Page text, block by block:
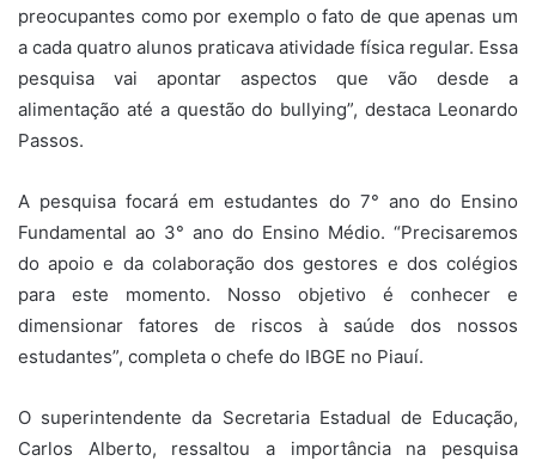
preocupantes como por exemplo o fato de que apenas um
a cada quatro alunos praticava atividade física regular. Essa
pesquisa vai apontar aspectos que vão desde a
alimentação até a questão do bullying”, destaca Leonardo
Passos.
A pesquisa focará em estudantes do 7° ano do Ensino
Fundamental ao 3° ano do Ensino Médio. “Precisaremos
do apoio e da colaboração dos gestores e dos colégios
para este momento. Nosso objetivo é conhecer e
dimensionar fatores de riscos à saúde dos nossos
estudantes”, completa o chefe do IBGE no Piauí.
O superintendente da Secretaria Estadual de Educação,
Carlos Alberto, ressaltou a importância na pesquisa